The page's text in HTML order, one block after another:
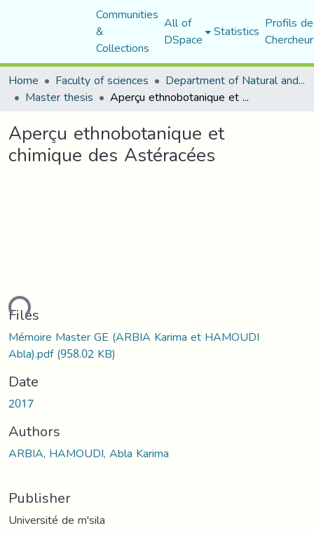
Communities
&
Collections
All of
DSpace Statistics Profils
Home
Faculty of sciences Department of Natural and Life Sciences
Master thesis Aperçu ethnobotanique et chimique des Astéracées
Aperçu ethnobotanique et
chimique des Astéracées
Files
Mémoire Master GE (ARBIA Karima et HAMOUDI
Abla).pdf(958.02 KB)
Date
2017
Authors
ARBIA, HAMOUDI, Abla Karima
Publisher
Université de m'sila